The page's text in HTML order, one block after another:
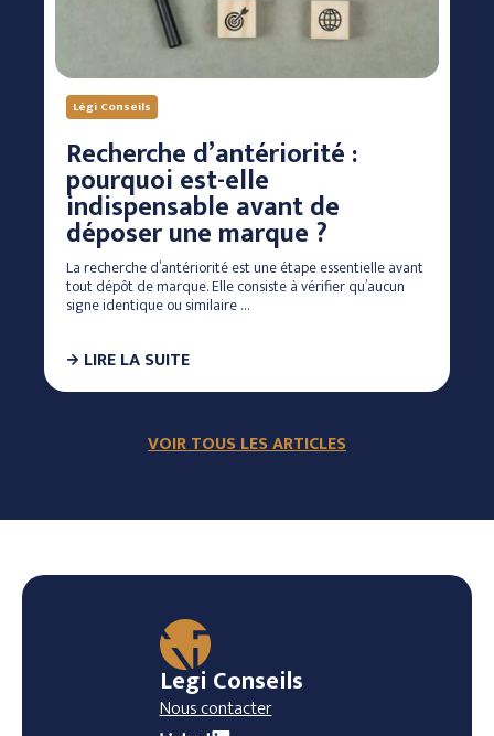
Légi Conseils
Recherche d’antériorité :
pourquoi est-elle
indispensable avant de
déposer une marque ?
La recherche d’antériorité est une étape essentielle avant
tout dépôt de marque. Elle consiste à vérifier qu’aucun
signe identique ou similaire …
LIRE LA SUITE
VOIR TOUS LES ARTICLES
Legi Conseils
Nous contacter